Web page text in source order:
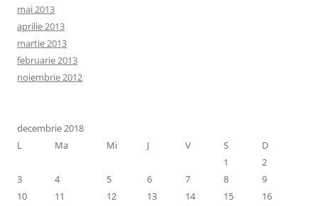
mai 2013
aprilie 2013
martie 2013
februarie 2013
noiembrie 2012
decembrie 2018
L
Ma Mi J V S
D
1
2
3
4 5 6 7 8
9
10
11 12 13 14 15
16